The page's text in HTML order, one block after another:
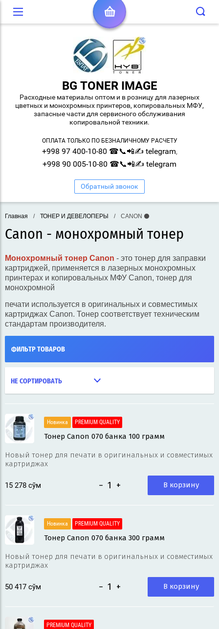
BG TONER IMAGE
Расходные материалы оптом и в розницу для лазерных
цветных и монохромных принтеров, копировальных МФУ,
запасные части для сервисного обслуживания
копировальной техники.
ОПЛАТА ТОЛЬКО ПО БЕЗНАЛИЧНОМУ РАСЧЕТУ
+998 97 400-10-80 ☎📞📲✍ telegram,
+998 90 005-10-80 ☎📞📲✍ telegram
Обратный звонок
Главная / ТОНЕР И ДЕВЕЛОПЕРЫ / CANON ⚫
Canon - монохромный тонер
Монохромный тонер Canon - это тонер для заправки
картриджей, применяется в лазерных монохромных
принтерах и копировальных МФУ Canon, тонер для
монохромной
печати используется в оригинальных и совместимых
картриджах Canon. Тонер соответствует техническим
стандартам производителя.
ФИЛЬТР ТОВАРОВ
НЕ СОРТИРОВАТЬ
Новинка PREMIUM QUALITY
Тонер Canon 070 банка 100 грамм
Новый тонер для печати в оригинальных и совместимых
картриджах
15 278 сўм − + В корзину
Новинка PREMIUM QUALITY
Тонер Canon 070 банка 300 грамм
Новый тонер для печати в оригинальных и совместимых
картриджах
50 417 сўм − + В корзину
PREMIUM QUALITY